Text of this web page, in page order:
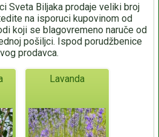
Sveta Biljaka prodaje veliki broj
na isporuci kupovinom od
koji se blagovremeno naruče od
pošiljci. Ispod porudžbenice
prodavca.
Lavanda